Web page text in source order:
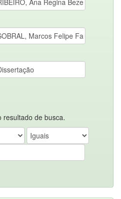
resultado de busca.